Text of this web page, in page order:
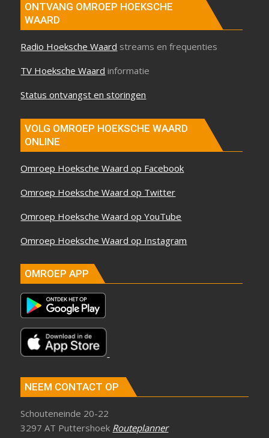
ONTVANG OMROEP HOEKSCHE
WAARD
Radio Hoeksche Waard streams en frequenties
TV Hoeksche Waard informatie
Status ontvangst en storingen
VOLG OMROEP HOEKSCHE WAARD
ONLINE
Omroep Hoeksche Waard op Facebook
Omroep Hoeksche Waard op Twitter
Omroep Hoeksche Waard op YouTube
Omroep Hoeksche Waard op Instagram
OMROEP APP
NEEM CONTACT OP
Schouteneinde 20-22
3297 AT Puttershoek Routeplanner